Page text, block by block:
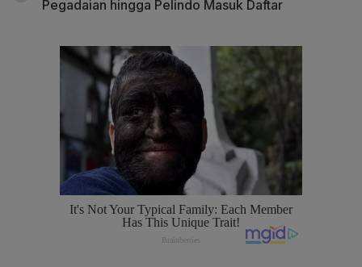
Pegadaian hingga Pelindo Masuk Daftar